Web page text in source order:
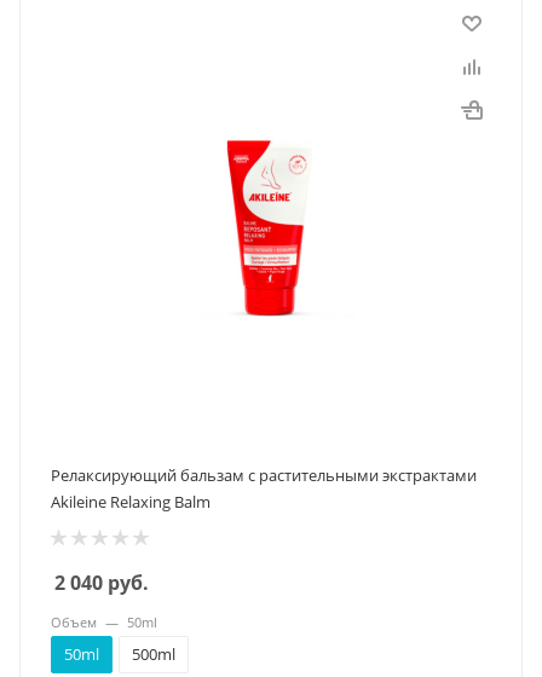
Релаксирующий бальзам с растительными экстрактами
Akileine Relaxing Balm
2 040 руб.
Объем — 50ml
50ml 500ml